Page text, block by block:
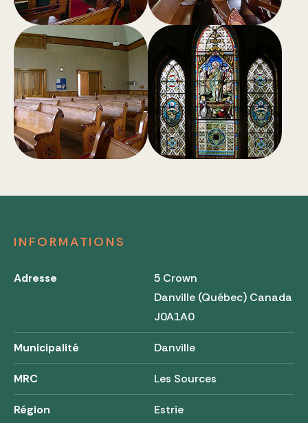
INFORMATIONS
Adresse
5 Crown
Danville (Québec) Canada
J0A1A0
Municipalité Danville
MRC Les Sources
Région Estrie